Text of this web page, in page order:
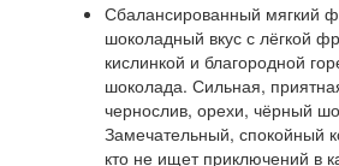
Сбалансированный мягкий
шоколадный вкус с лёгкой
кислинкой и благородной
шоколада. Сильная,
чернослив, орехи, чёрный
Замечательный, спокойный
кто не ищет приключений в